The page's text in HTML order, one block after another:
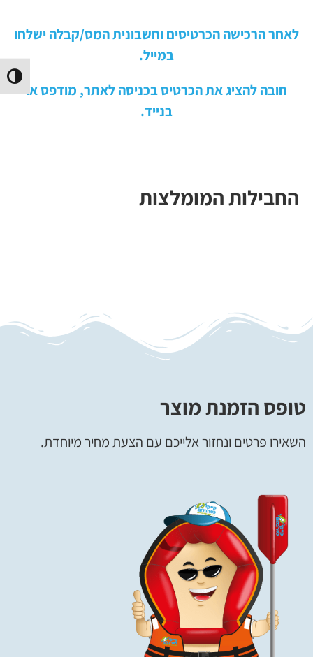
לאחר הרכישה הכרטיסים וחשבונית המס/קבלה ישלחו
במייל.
חובה להציג את הכרטיס בכניסה לאתר, מודפס או
בנייד.
החבילות המומלצות
טופס הזמנת מוצר
השאירו פרטים ונחזור אלייכם עם הצעת מחיר מיוחדת.